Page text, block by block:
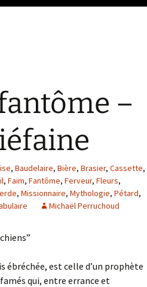
–
, Baudelaire, Bière, Brasier, Cassette,
, Faim, Fantôme, Ferveur, Fleurs,
, Missionnaire, Mythologie, Pétard,
Michaël Perruchoud
ébréchée, est celle d’un prophète
qui, entre errance et